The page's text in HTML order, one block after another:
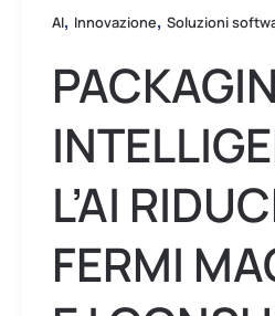
AI, Innovazione, Soluzioni
L’AI
FERMI
consumi